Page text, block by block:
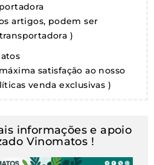
artigos, podem ser
)
satisfação ao nosso
venda exclusivas )
informações e apoio
Vinomatos !